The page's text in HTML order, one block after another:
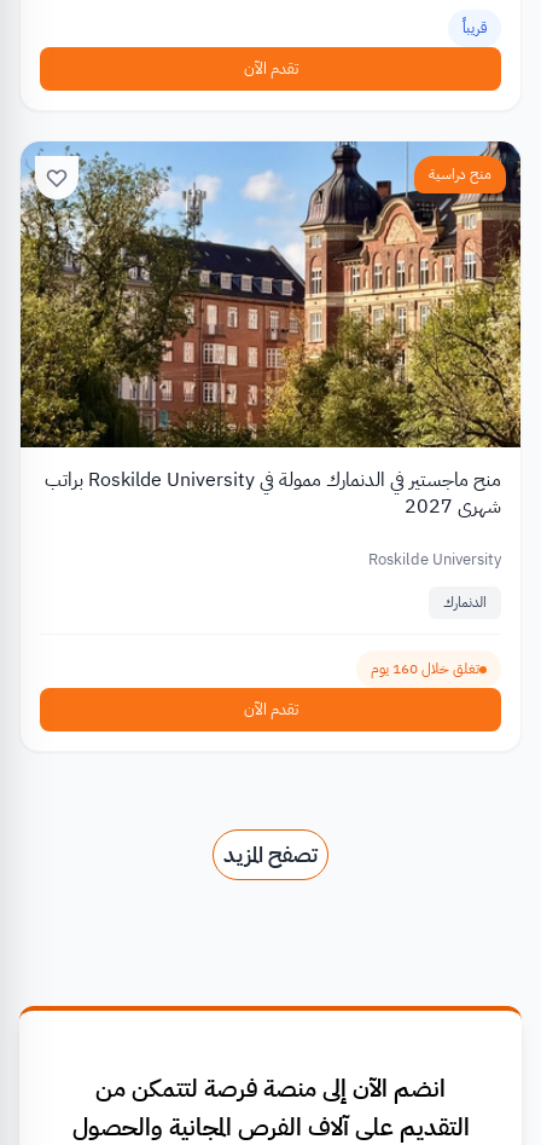
قريباً
تقدم الآن
منح دراسية
منح ماجستير في الدنمارك ممولة في Roskilde University براتب
شهري 2027
Roskilde University
الدنمارك
تغلق خلال 160 يوم
تقدم الآن
تصفح المزيد
انضم الآن إلى منصة فرصة لتتمكن من
التقديم على آلاف الفرص المجانية والحصول